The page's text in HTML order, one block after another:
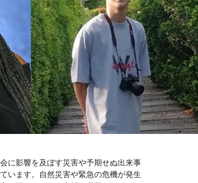
に影響を及ぼす災害や予期せぬ出来事
います。自然災害や緊急の危機が発生